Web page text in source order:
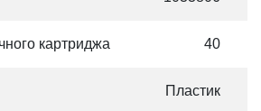
картриджа 40
Пластик